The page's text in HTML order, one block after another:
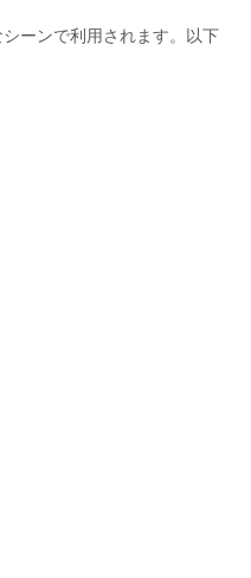
ーンで利用されます。以下